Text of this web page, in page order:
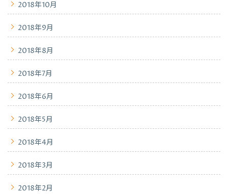
2018年10月
2018年9月
2018年8月
2018年7月
2018年6月
2018年5月
2018年4月
2018年3月
2018年2月